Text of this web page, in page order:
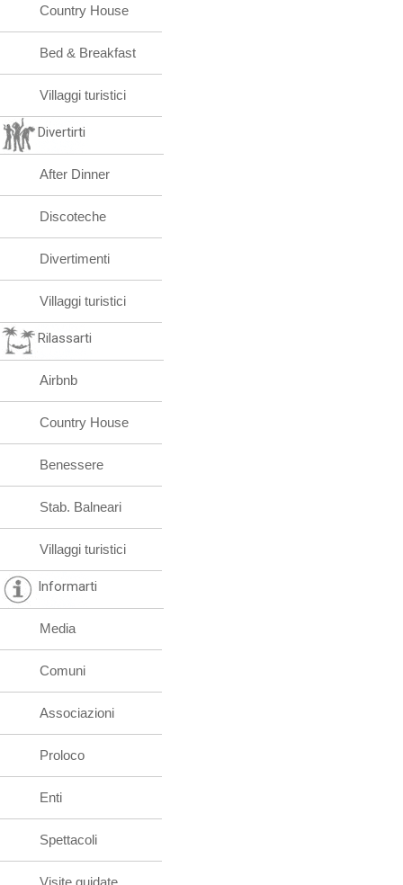
Country House
Bed & Breakfast
Villaggi turistici
Divertirti
After Dinner
Discoteche
Divertimenti
Villaggi turistici
Rilassarti
Airbnb
Country House
Benessere
Stab. Balneari
Villaggi turistici
Informarti
Media
Comuni
Associazioni
Proloco
Enti
Spettacoli
Visite guidate